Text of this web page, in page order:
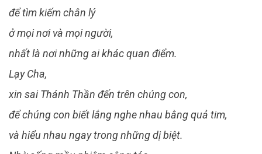
để tìm kiếm chân lý
ở mọi nơi và mọi người,
nhất là nơi những ai khác quan điểm.
Lạy Cha,
xin sai Thánh Thần đến trên chúng con,
để chúng con biết lắng nghe nhau bằng quả tim,
và hiểu nhau ngay trong những dị biệt.